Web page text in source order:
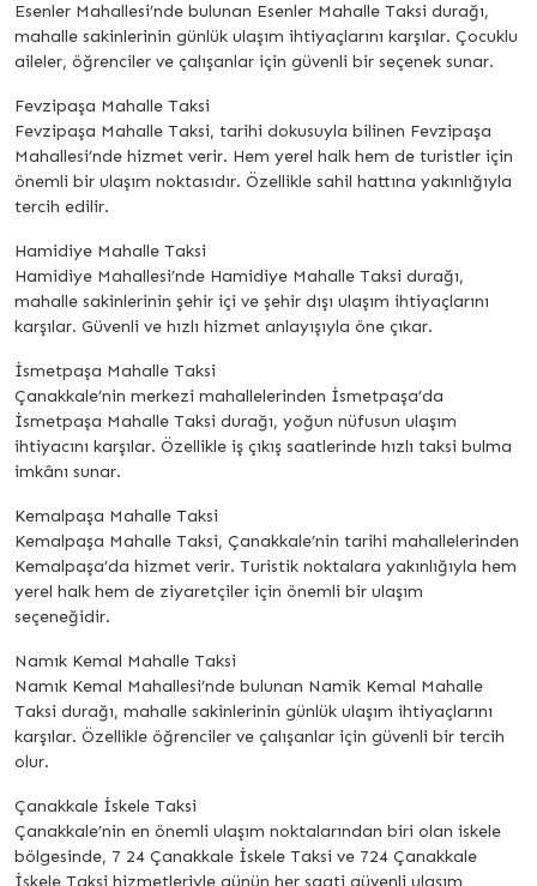
Esenler Mahallesi’nde bulunan Esenler Mahalle Taksi durağı,
mahalle sakinlerinin günlük ulaşım ihtiyaçlarını karşılar. Çocuklu
aileler, öğrenciler ve çalışanlar için güvenli bir seçenek sunar.
Fevzipaşa Mahalle Taksi
Fevzipaşa Mahalle Taksi, tarihi dokusuyla bilinen Fevzipaşa
Mahallesi’nde hizmet verir. Hem yerel halk hem de turistler için
önemli bir ulaşım noktasıdır. Özellikle sahil hattına yakınlığıyla
tercih edilir.
Hamidiye Mahalle Taksi
Hamidiye Mahallesi’nde Hamidiye Mahalle Taksi durağı,
mahalle sakinlerinin şehir içi ve şehir dışı ulaşım ihtiyaçlarını
karşılar. Güvenli ve hızlı hizmet anlayışıyla öne çıkar.
İsmetpaşa Mahalle Taksi
Çanakkale’nin merkezi mahallelerinden İsmetpaşa’da
İsmetpaşa Mahalle Taksi durağı, yoğun nüfusun ulaşım
ihtiyacını karşılar. Özellikle iş çıkış saatlerinde hızlı taksi bulma
imkânı sunar.
Kemalpaşa Mahalle Taksi
Kemalpaşa Mahalle Taksi, Çanakkale’nin tarihi mahallelerinden
Kemalpaşa’da hizmet verir. Turistik noktalara yakınlığıyla hem
yerel halk hem de ziyaretçiler için önemli bir ulaşım
seçeneğidir.
Namık Kemal Mahalle Taksi
Namık Kemal Mahallesi’nde bulunan Namik Kemal Mahalle
Taksi durağı, mahalle sakinlerinin günlük ulaşım ihtiyaçlarını
karşılar. Özellikle öğrenciler ve çalışanlar için güvenli bir tercih
olur.
Çanakkale İskele Taksi
Çanakkale’nin en önemli ulaşım noktalarından biri olan iskele
bölgesinde, 7 24 Çanakkale İskele Taksi ve 724 Çanakkale
İskele Taksi hizmetleriyle günün her saati güvenli ulaşım